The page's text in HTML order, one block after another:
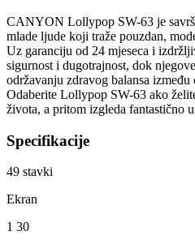
CANYON Lollypop SW-63 je
mlade ljude koji traže pouzdan,
Uz garanciju od 24 mjeseca i
sigurnost i dugotrajnost, dok
održavanju zdravog balansa
Odaberite Lollypop SW-63 ako
života, a pritom izgleda fantastično
Specifikacije
49 stavki
Ekran
1 30